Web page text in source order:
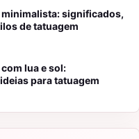
minimalista: significados,
de tatuagem
lua e sol:
para tatuagem